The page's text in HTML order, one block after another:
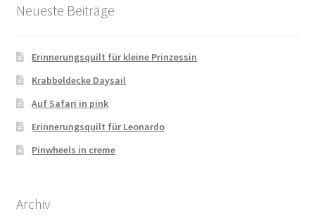
Neueste Beiträge
Erinnerungsquilt für kleine Prinzessin
Krabbeldecke Daysail
Auf Safari in pink
Erinnerungsquilt für Leonardo
Pinwheels in creme
Archiv